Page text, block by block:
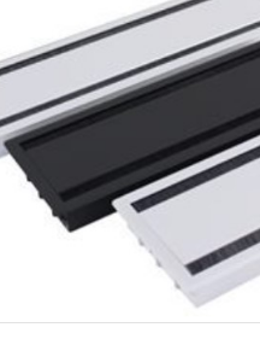
Knax
Knax
Hev-